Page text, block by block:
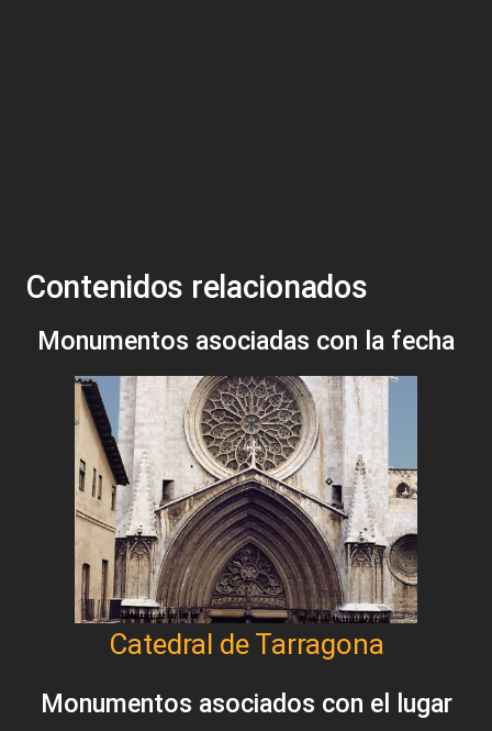
Contenidos relacionados
Monumentos asociadas con la fecha
Catedral de Tarragona
Monumentos asociados con el lugar